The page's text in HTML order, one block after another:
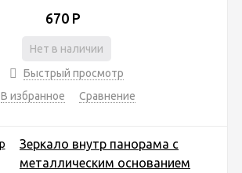
670 Р
Нет в наличии
Быстрый просмотр
В избранное
Сравнение
Зеркало внутр панорама с
металлическим основанием